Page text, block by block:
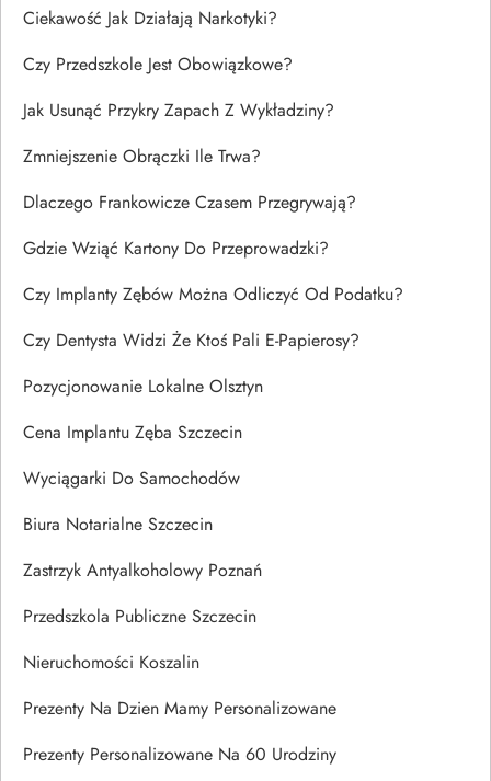
Ciekawość Jak Działają Narkotyki?
Czy Przedszkole Jest Obowiązkowe?
Jak Usunąć Przykry Zapach Z Wykładziny?
Zmniejszenie Obrączki Ile Trwa?
Dlaczego Frankowicze Czasem Przegrywają?
Gdzie Wziąć Kartony Do Przeprowadzki?
Czy Implanty Zębów Można Odliczyć Od Podatku?
Czy Dentysta Widzi Że Ktoś Pali E-Papierosy?
Pozycjonowanie Lokalne Olsztyn
Cena Implantu Zęba Szczecin
Wyciągarki Do Samochodów
Biura Notarialne Szczecin
Zastrzyk Antyalkoholowy Poznań
Przedszkola Publiczne Szczecin
Nieruchomości Koszalin
Prezenty Na Dzien Mamy Personalizowane
Prezenty Personalizowane Na 60 Urodziny